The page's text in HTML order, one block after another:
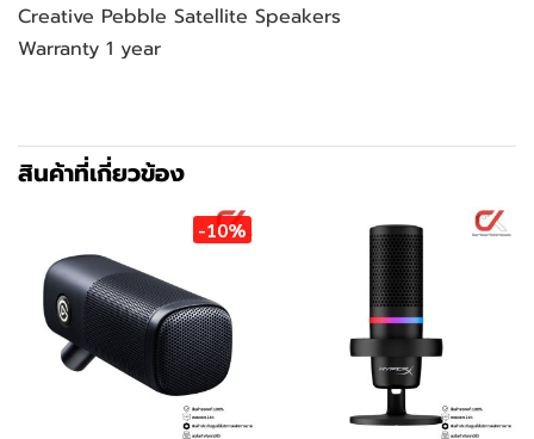
Creative Pebble Satellite Speakers
Warranty 1 year
สินค้าที่เกี่ยวข้อง
-10%